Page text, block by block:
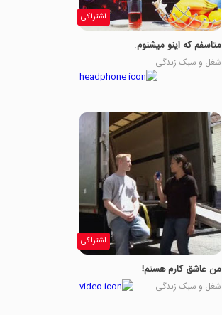
اشتراکی
متاسفم که اینو میشنوم.
شغل و سبک زندگی
اشتراکی
من عاشق کارم هستم!
شغل و سبک زندگی